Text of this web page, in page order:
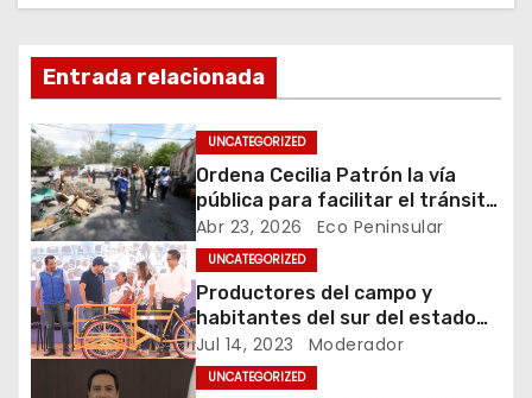
c
ó
n
d
e
e
n
Entrada relacionada
UNCATEGORIZED
Ordena Cecilia Patrón la vía
pública para facilitar el tránsito
y calidad de vida de la
comunidad.
Abr 23, 2026 Eco Peninsular
UNCATEGORIZED
Productores del campo y
habitantes del sur del estado
reciben apoyos del Gobierno de
Mauricio Vila Dosal
Jul 14, 2023 Moderador
UNCATEGORIZED